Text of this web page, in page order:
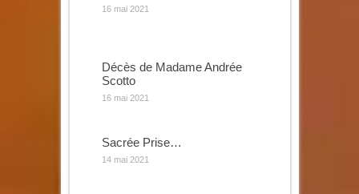
16 mai 2021
Décès de Madame Andrée
Scotto
16 mai 2021
Sacrée Prise…
14 mai 2021